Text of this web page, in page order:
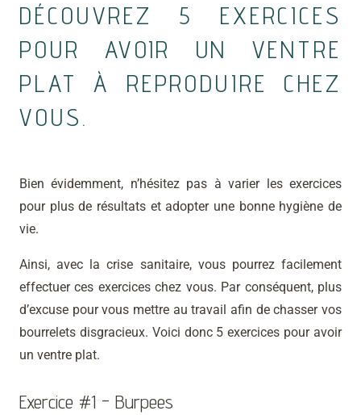
DÉCOUVREZ 5 EXERCICES
POUR AVOIR UN VENTRE
PLAT À REPRODUIRE CHEZ
VOUS.
Bien évidemment, n’hésitez pas à varier les exercices
pour plus de résultats et adopter une bonne hygiène de
vie.
Ainsi, avec la crise sanitaire, vous pourrez facilement
effectuer ces exercices chez vous. Par conséquent, plus
d’excuse pour vous mettre au travail afin de chasser vos
bourrelets disgracieux. Voici donc 5 exercices pour avoir
un ventre plat.
Exercice #1 - Burpees